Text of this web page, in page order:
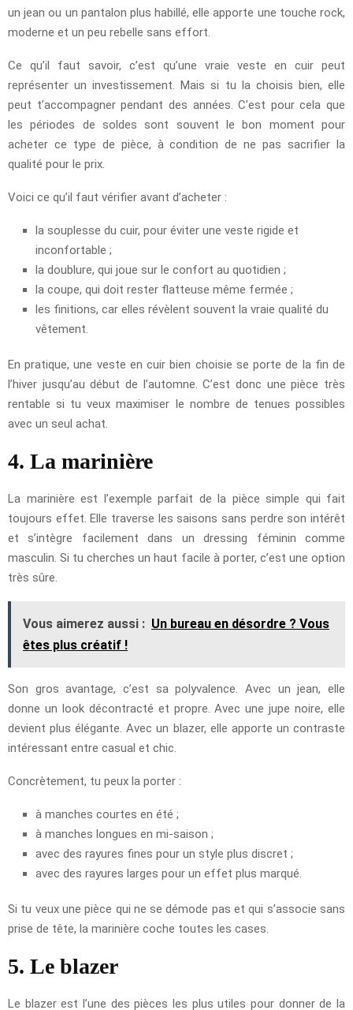
un jean ou un pantalon plus habillé, elle apporte une touche rock,
moderne et un peu rebelle sans effort.
Ce qu’il faut savoir, c’est qu’une vraie veste en cuir peut
représenter un investissement. Mais si tu la choisis bien, elle
peut t’accompagner pendant des années. C’est pour cela que
les périodes de soldes sont souvent le bon moment pour
acheter ce type de pièce, à condition de ne pas sacrifier la
qualité pour le prix.
Voici ce qu’il faut vérifier avant d’acheter :
la souplesse du cuir, pour éviter une veste rigide et
inconfortable ;
la doublure, qui joue sur le confort au quotidien ;
la coupe, qui doit rester flatteuse même fermée ;
les finitions, car elles révèlent souvent la vraie qualité du
vêtement.
En pratique, une veste en cuir bien choisie se porte de la fin de
l’hiver jusqu’au début de l’automne. C’est donc une pièce très
rentable si tu veux maximiser le nombre de tenues possibles
avec un seul achat.
4. La marinière
La marinière est l’exemple parfait de la pièce simple qui fait
toujours effet. Elle traverse les saisons sans perdre son intérêt
et s’intègre facilement dans un dressing féminin comme
masculin. Si tu cherches un haut facile à porter, c’est une option
très sûre.
Vous aimerez aussi : Un bureau en désordre ? Vous
êtes plus créatif !
Son gros avantage, c’est sa polyvalence. Avec un jean, elle
donne un look décontracté et propre. Avec une jupe noire, elle
devient plus élégante. Avec un blazer, elle apporte un contraste
intéressant entre casual et chic.
Concrètement, tu peux la porter :
à manches courtes en été ;
à manches longues en mi-saison ;
avec des rayures fines pour un style plus discret ;
avec des rayures larges pour un effet plus marqué.
Si tu veux une pièce qui ne se démode pas et qui s’associe sans
prise de tête, la marinière coche toutes les cases.
5. Le blazer
Le blazer est l’une des pièces les plus utiles pour donner de la